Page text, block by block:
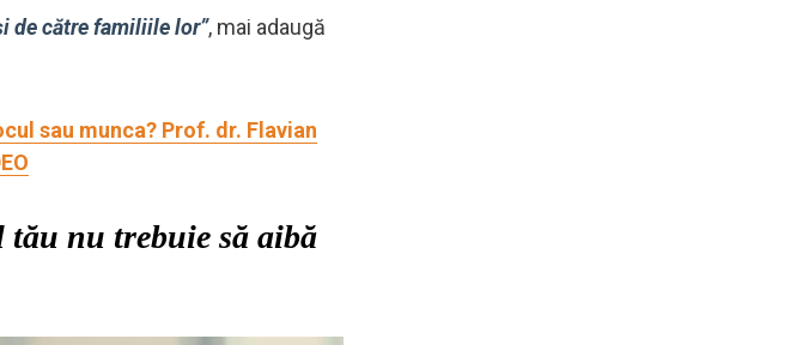
de către familiile lor”, mai adaugă
sau munca? Prof. dr. Flavian
nu trebuie să aibă